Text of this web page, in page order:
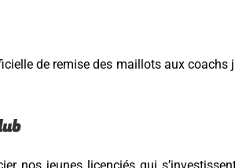
de remise des maillots aux